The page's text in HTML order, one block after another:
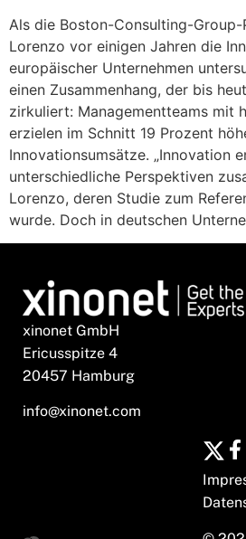
Als die Boston-Consulting-Group-
Lorenzo vor einigen Jahren die
europäischer Unternehmen
einen Zusammenhang, der bis
zirkuliert: Managementteams mit
erzielen im Schnitt 19 Prozent
Innovationsumsätze. „Innovation
unterschiedliche Perspektiven
Lorenzo, deren Studie zum
wurde. Doch in deutschen
xinonet GmbH
Ericusspitze 4
20457 Hamburg
info@xinonet.com